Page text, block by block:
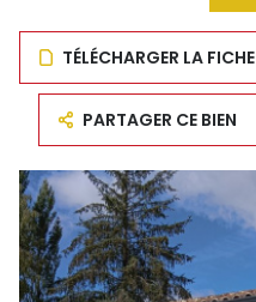
TÉLÉCHARGER LA FICHE
PARTAGER CE BIEN